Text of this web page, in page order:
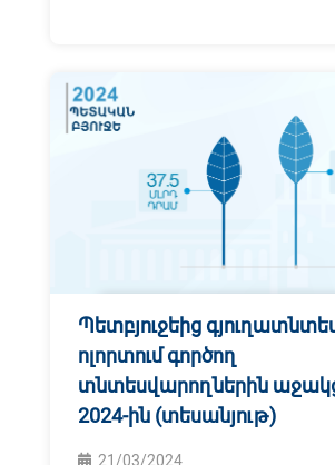
Պետբյուջեից
ոլորտում գործող
տնտեսվարողներին
2024-ին (տեսանյութ)
21/03/2024